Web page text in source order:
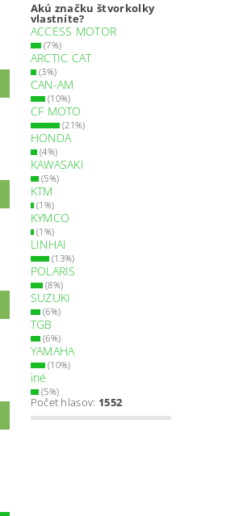
Akú značku štvorkolky
vlastníte?
ACCESS MOTOR
(7%)
ARCTIC CAT
(3%)
CAN-AM
(10%)
CF MOTO
(21%)
HONDA
(4%)
KAWASAKI
(5%)
KTM
(1%)
KYMCO
(1%)
LINHAI
(13%)
POLARIS
(8%)
SUZUKI
(6%)
TGB
(6%)
YAMAHA
(10%)
iné
(5%)
Počet hlasov: 1552